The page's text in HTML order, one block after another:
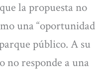
la propuesta no
una “oportunidad
público. A su
no responde a una